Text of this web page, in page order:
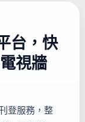
台，快
視牆
登服務，整